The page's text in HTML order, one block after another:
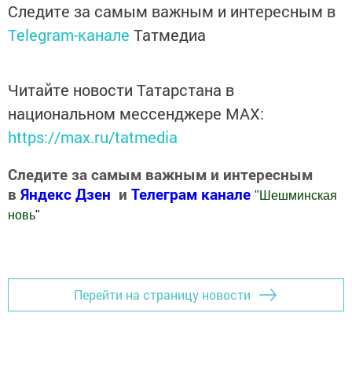
Следите за самым важным и интересным в
Telegram-канале Татмедиа
Читайте новости Татарстана в
национальном мессенджере MАХ:
https://max.ru/tatmedia
Следите за самым важным и интересным
в Яндекс Дзен и Телеграм канале " Шешминская
новь"
Перейти на страницу новости